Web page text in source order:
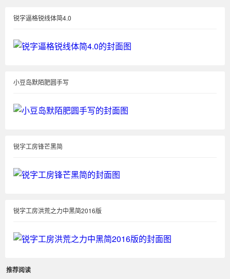
锐字逼格锐线体简4.0
小豆岛默陌肥圆手写
锐字工房锋芒黑简
锐字工房洪荒之力中黑简2016版
推荐阅读